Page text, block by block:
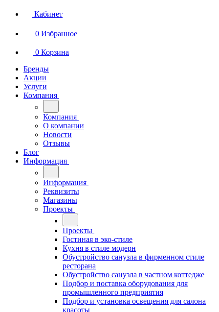
Кабинет
0 Избранное
0 Корзина
Бренды
Акции
Услуги
Компания
Компания
О компании
Новости
Отзывы
Блог
Информация
Информация
Реквизиты
Магазины
Проекты
Проекты
Гостиная в эко-стиле
Кухня в стиле модерн
Обустройство санузла в фирменном стиле
ресторана
Обустройство санузла в частном коттедже
Подбор и поставка оборудования для
промышленного предприятия
Подбор и установка освещения для салона
красоты